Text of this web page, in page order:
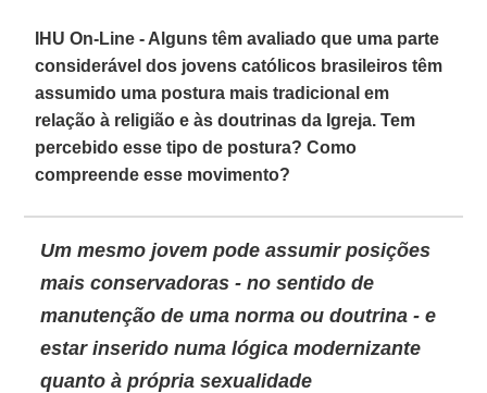
IHU On-Line - Alguns têm avaliado que uma parte
considerável dos jovens católicos brasileiros têm
assumido uma postura mais tradicional em
relação à religião e às doutrinas da Igreja. Tem
percebido esse tipo de postura? Como
compreende esse movimento?
Um mesmo jovem pode assumir posições
mais conservadoras - no sentido de
manutenção de uma norma ou doutrina - e
estar inserido numa lógica modernizante
quanto à própria sexualidade